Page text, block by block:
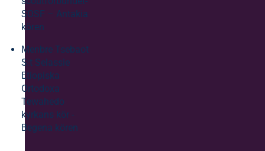
SOSF – Antakia
kören
Menbre Tsebaot
S:t Selassie
Etiopiska
Ortodoxa
Tewahedo
kyrkans kör -
Begena kören